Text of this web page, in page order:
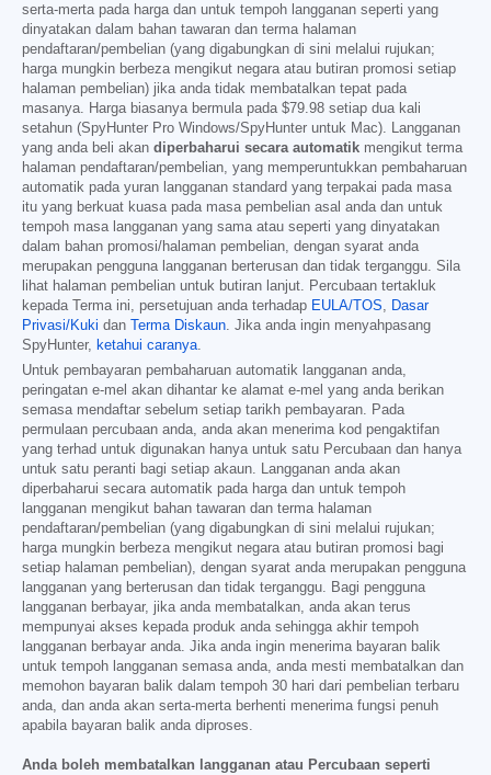
serta-merta pada harga dan untuk tempoh langganan seperti yang
dinyatakan dalam bahan tawaran dan terma halaman
pendaftaran/pembelian (yang digabungkan di sini melalui rujukan;
harga mungkin berbeza mengikut negara atau butiran promosi setiap
halaman pembelian) jika anda tidak membatalkan tepat pada
masanya. Harga biasanya bermula pada $79.98 setiap dua kali
setahun (SpyHunter Pro Windows/SpyHunter untuk Mac). Langganan
yang anda beli akan diperbaharui secara automatik mengikut terma
halaman pendaftaran/pembelian, yang memperuntukkan pembaharuan
automatik pada yuran langganan standard yang terpakai pada masa
itu yang berkuat kuasa pada masa pembelian asal anda dan untuk
tempoh masa langganan yang sama atau seperti yang dinyatakan
dalam bahan promosi/halaman pembelian, dengan syarat anda
merupakan pengguna langganan berterusan dan tidak terganggu. Sila
lihat halaman pembelian untuk butiran lanjut. Percubaan tertakluk
kepada Terma ini, persetujuan anda terhadap EULA/TOS, Dasar
Privasi/Kuki dan Terma Diskaun. Jika anda ingin menyahpasang
SpyHunter, ketahui caranya.
Untuk pembayaran pembaharuan automatik langganan anda,
peringatan e-mel akan dihantar ke alamat e-mel yang anda berikan
semasa mendaftar sebelum setiap tarikh pembayaran. Pada
permulaan percubaan anda, anda akan menerima kod pengaktifan
yang terhad untuk digunakan hanya untuk satu Percubaan dan hanya
untuk satu peranti bagi setiap akaun. Langganan anda akan
diperbaharui secara automatik pada harga dan untuk tempoh
langganan mengikut bahan tawaran dan terma halaman
pendaftaran/pembelian (yang digabungkan di sini melalui rujukan;
harga mungkin berbeza mengikut negara atau butiran promosi bagi
setiap halaman pembelian), dengan syarat anda merupakan pengguna
langganan yang berterusan dan tidak terganggu. Bagi pengguna
langganan berbayar, jika anda membatalkan, anda akan terus
mempunyai akses kepada produk anda sehingga akhir tempoh
langganan berbayar anda. Jika anda ingin menerima bayaran balik
untuk tempoh langganan semasa anda, anda mesti membatalkan dan
memohon bayaran balik dalam tempoh 30 hari dari pembelian terbaru
anda, dan anda akan serta-merta berhenti menerima fungsi penuh
apabila bayaran balik anda diproses.
Anda boleh membatalkan langganan atau Percubaan seperti